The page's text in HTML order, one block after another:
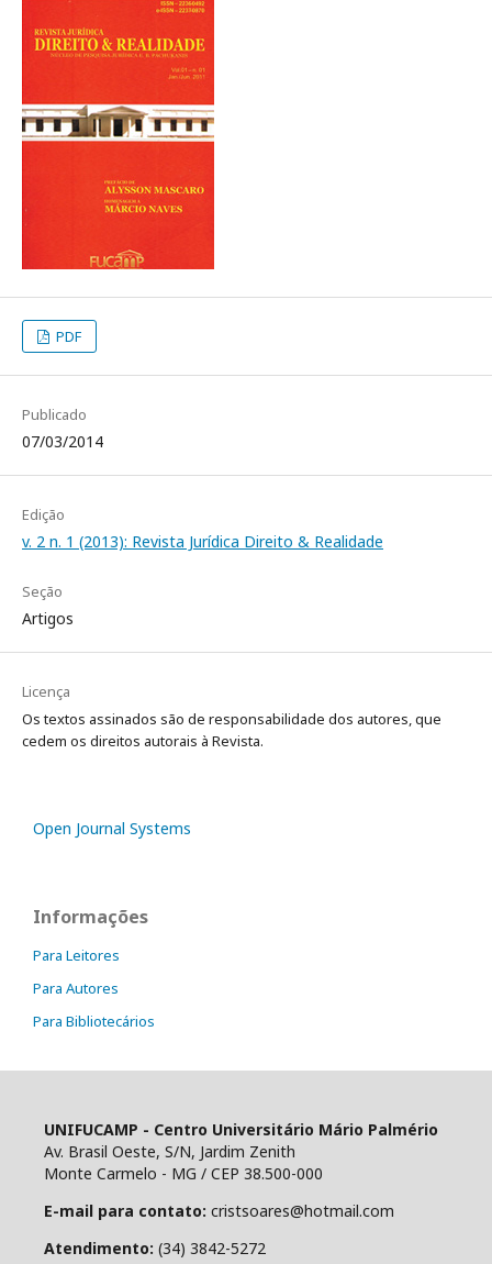
PDF
Publicado
07/03/2014
Edição
v. 2 n. 1 (2013): Revista Jurídica Direito & Realidade
Seção
Artigos
Licença
Os textos assinados são de responsabilidade dos autores, que
cedem os direitos autorais à Revista.
Open Journal Systems
Informações
Para Leitores
Para Autores
Para Bibliotecários
UNIFUCAMP - Centro Universitário Mário Palmério
Av. Brasil Oeste, S/N, Jardim Zenith
Monte Carmelo - MG / CEP 38.500-000
E-mail para contato: cristsoares@hotmail.com
Atendimento: (34) 3842-5272